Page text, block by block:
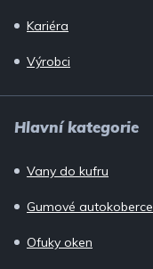
Kariéra
Výrobci
Hlavní kategorie
Vany do kufru
Gumové autokoberce
Ofuky oken